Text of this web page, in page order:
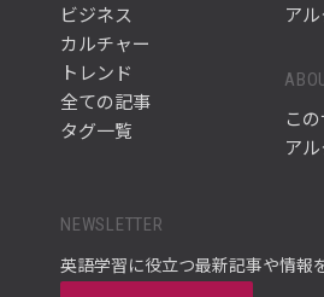
ビジネス
カルチャー
トレンド
全ての記事
タグ一覧
ア
こ
ア
NEWSLETTER
英語学習に役立つ最新記事や情報